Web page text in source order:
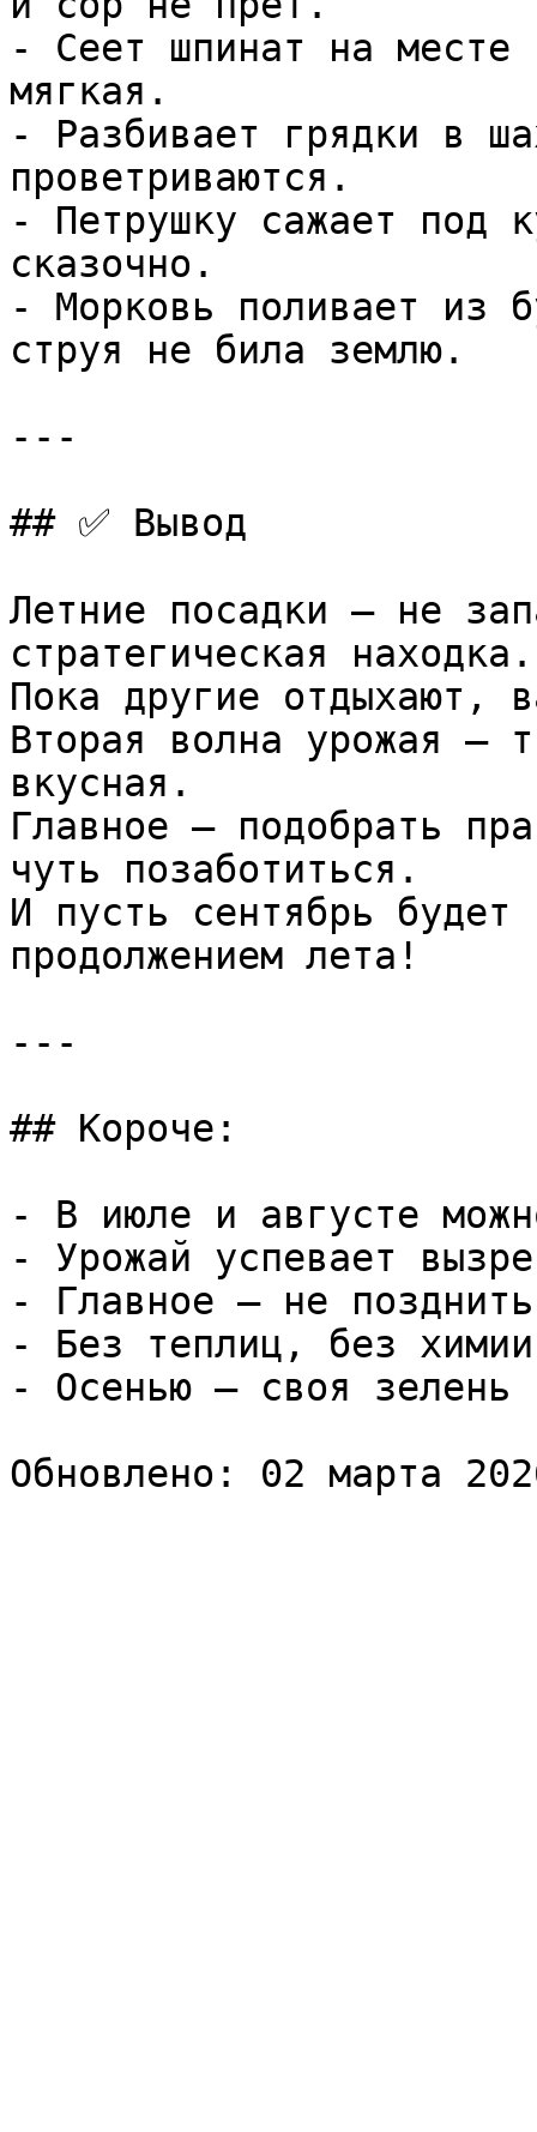
- Сеет шпинат на месте
мягкая.
- Разбивает грядки в
проветриваются.
- Петрушку сажает под
сказочно.
- Морковь поливает из
струя не била землю.
---
## ✅ Вывод
Летние посадки — не
стратегическая
Пока другие отдыхают,
Вторая волна урожая —
вкусная.
Главное — подобрать
чуть позаботиться.
И пусть сентябрь
продолжением лета!
---
## Короче:
- В июле и августе
- Урожай успевает
- Главное — не
- Без теплиц, без
- Осенью — своя зелень